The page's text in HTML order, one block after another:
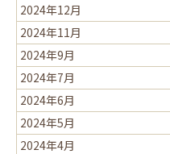
2024年12月
2024年11月
2024年9月
2024年7月
2024年6月
2024年5月
2024年4月